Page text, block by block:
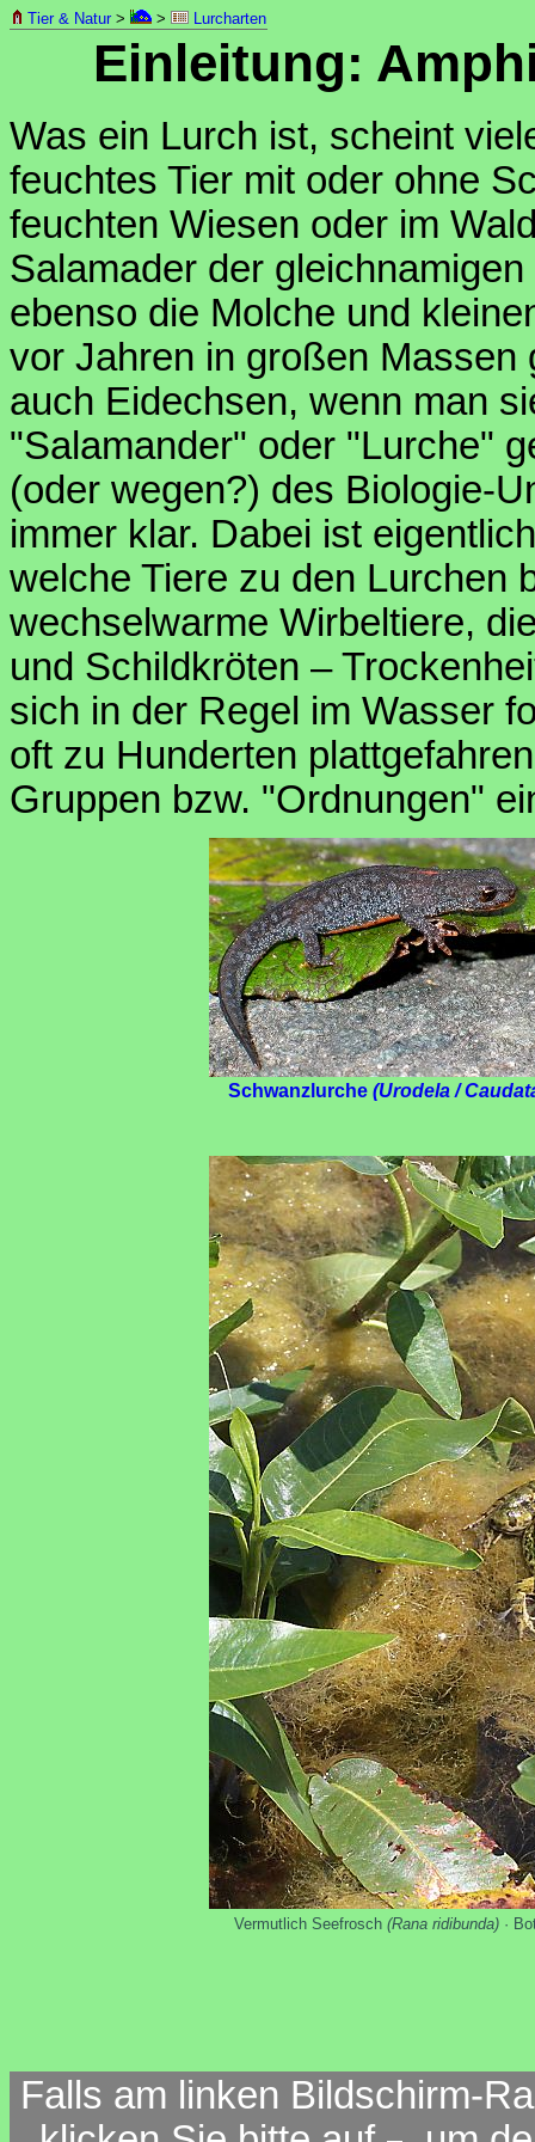
Tier & Natur> > Lurcharten
Einleitung:
Was ein Lurch ist, scheint
feuchtes Tier mit oder ohne
feuchten Wiesen oder im
Salamader der
ebenso die Molche und
vor Jahren in großen Massen
auch Eidechsen, wenn man
"Salamander" oder "Lurche"
(oder wegen?) des Biologie-
immer klar. Dabei ist
welche Tiere zu den Lurchen
wechselwarme Wirbeltiere,
und Schildkröten –
sich in der Regel im Wasser
oft zu Hunderten
Gruppen bzw. "Ordnungen"
Schwanzlurche (Urodela /
Vermutlich Seefrosch (Rana ridibunda) ·
Falls am linken Bildschirm-